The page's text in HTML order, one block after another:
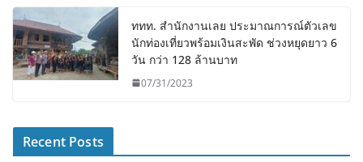
ททท. สำนักงานเลย ประมาณการณ์ตัวเลข
นักท่องเที่ยวพร้อมเงินสะพัด ช่วงหยุดยาว 6
วัน กว่า 128 ล้านบาท
07/31/2023
Recent Posts